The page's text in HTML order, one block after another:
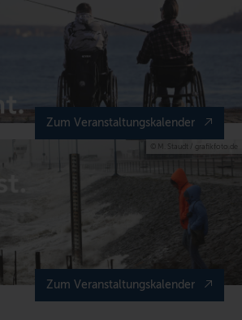
Zum Veranstaltungskalender
© M. Staudt / grafikfoto.de
Zum Veranstaltungskalender